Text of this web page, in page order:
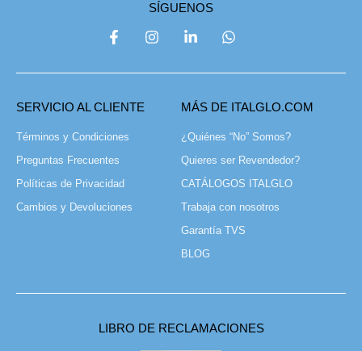
SÍGUENOS
SERVICIO AL CLIENTE
Términos y Condiciones
Preguntas Frecuentes
Políticas de Privacidad
Cambios y Devoluciones
MÁS DE ITALGLO.COM
¿Quiénes “No” Somos?
Quieres ser Revendedor?
CATÁLOGOS ITALGLO
Trabaja con nosotros
Garantía TVS
BLOG
LIBRO DE RECLAMACIONES